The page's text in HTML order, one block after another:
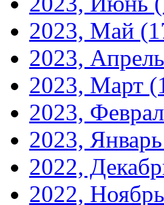
2023, Май
2023, Апрель
2023, Март
2023,
2023, Январь
2022,
2022, Ноябрь